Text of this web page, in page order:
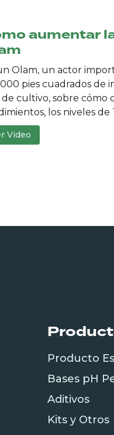
aumentar
Olam, un actor
pies cuadrados de
de cultivo, sobre cómo
los niveles
Video
Producto
Bases pH
Aditivos
Kits y Otros